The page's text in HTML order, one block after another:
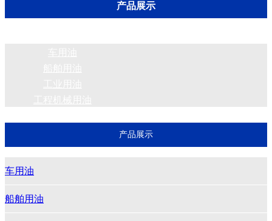
产品展示
产品展示
车用油
船舶用油